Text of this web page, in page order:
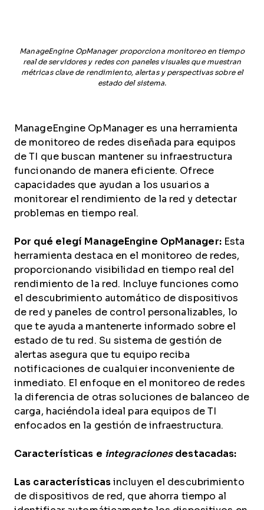
ManageEngine OpManager proporciona monitoreo en tiempo
real de servidores y redes con paneles visuales que muestran
métricas clave de rendimiento, alertas y perspectivas sobre el
estado del sistema.
ManageEngine OpManager es una herramienta
de monitoreo de redes diseñada para equipos
de TI que buscan mantener su infraestructura
funcionando de manera eficiente. Ofrece
capacidades que ayudan a los usuarios a
monitorear el rendimiento de la red y detectar
problemas en tiempo real.
Por qué elegí ManageEngine OpManager:Esta
herramienta destaca en el monitoreo de redes,
proporcionando visibilidad en tiempo real del
rendimiento de la red. Incluye funciones como
el descubrimiento automático de dispositivos
de red y paneles de control personalizables, lo
que te ayuda a mantenerte informado sobre el
estado de tu red. Su sistema de gestión de
alertas asegura que tu equipo reciba
notificaciones de cualquier inconveniente de
inmediato. El enfoque en el monitoreo de redes
la diferencia de otras soluciones de balanceo de
carga, haciéndola ideal para equipos de TI
enfocados en la gestión de infraestructura.
Características e integracionesdestacadas:
Las característicasincluyen el descubrimiento
de dispositivos de red, que ahorra tiempo al